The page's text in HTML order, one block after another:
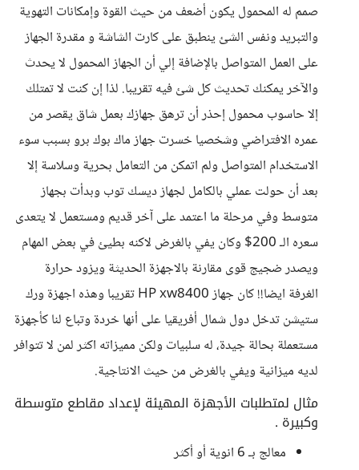
صمم له المحمول يكون أضعف من حيث القوة وإمكانات التهوية
والتبريد ونفس الشئ ينطبق على كارت الشاشة و مقدرة الجهاز
على العمل المتواصل بالإضافة إلي أن الجهاز المحمول لا يحدث
والآخر يمكنك تحديث كل شئ فيه تقريبا. لذا إن كنت لا تمتلك
إلا حاسوب محمول إحذر أن ترهق جهازك بعمل شاق يقصر من
عمره الافتراضي وشخصيا خسرت جهاز ماك بوك برو بسبب سوء
الاستخدام المتواصل ولم اتمكن من التعامل بحرية وسلاسة إلا
بعد أن حولت عملي بالكامل لجهاز ديسك توب وبدأت بجهاز
متوسط وفي مرحلة ما اعتمد على آخر قديم ومستعمل لا يتعدى
سعره الـ 200$ وكان يفي بالغرض لاكنه بطيئ في بعض المهام
ويصدر ضجيج قوى مقارنة بالاجهزة الحديثة ويزود حرارة
الغرفة ايضا!! كان جهاز HP xw8400 تقريبا وهذه اجهزة ورك
ستيشن تدخل دول شمال أفريقيا على أنها خردة وتباع لنا كأجهزة
مستعملة بحالة جيدة، له سلبيات ولكن مميزاته اكثر لمن لا تتوافر
لديه ميزانية ويفي بالغرض من حيث الانتاجية.
مثال لمتطلبات الأجهزة المهيئة لإعداد مقاطع متوسطة
وكبيرة .
معالج بـ 6 انوية أو أكثر